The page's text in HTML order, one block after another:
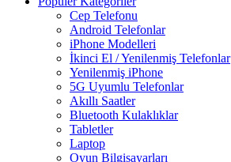
Cep Telefonu
Android Telefonlar
iPhone Modelleri
İkinci El / Yenilenmiş Telefonlar
Yenilenmiş iPhone
5G Uyumlu Telefonlar
Akıllı Saatler
Bluetooth Kulaklıklar
Tabletler
Laptop
Oyun Bilgisayarları